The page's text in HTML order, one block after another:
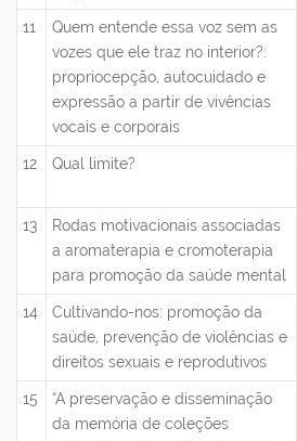
11
Quem entende essa voz sem as
vozes que ele traz no interior?:
propriocepção, autocuidado e
expressão a partir de vivências
vocais e corporais
12 Qual limite?
13
Rodas motivacionais associadas
a aromaterapia e cromoterapia
para promoção da saúde mental
14
Cultivando-nos: promoção da
saúde, prevenção de violências e
direitos sexuais e reprodutivos
15
“A preservação e disseminação
da memória de coleções